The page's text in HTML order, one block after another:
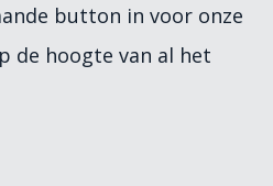
button in voor onze
de hoogte van al het